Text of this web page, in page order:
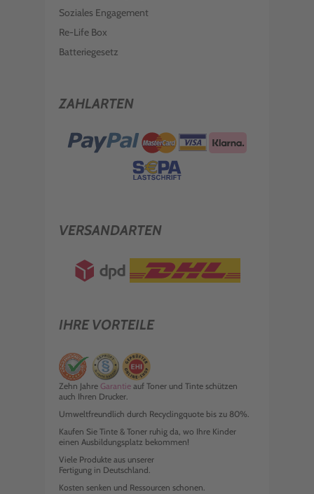
Soziales Engagement
Re-Life Box
Batteriegesetz
ZAHLARTEN
VERSANDARTEN
IHRE VORTEILE
Zehn Jahre Garantie auf Toner und Tinte schützen
auch Ihren Drucker.
Umweltfreundlich durch Recyclingquote bis zu 80%.
Kaufen Sie Tinte & Toner ruhig da, wo Ihre Kinder
einen Ausbildungsplatz bekommen!
Viele Produkte aus unserer
Fertigung in Deutschland.
Kosten senken und Ressourcen schonen.